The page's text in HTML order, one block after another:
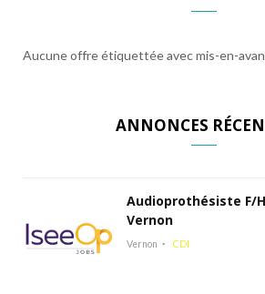
Aucune offre étiquettée avec mis-en-
ANNONCES
Audioprothésiste F/H
Vernon
Vernon CDI